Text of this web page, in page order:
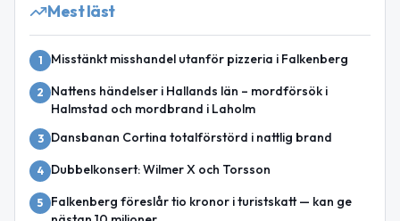
Mest läst
1 Misstänkt misshandel utanför pizzeria i Falkenberg
2
Nattens händelser i Hallands län – mordförsök i
Halmstad och mordbrand i Laholm
3 Dansbanan Cortina totalförstörd i nattlig brand
4 Dubbelkonsert: Wilmer X och Torsson
5
Falkenberg föreslår tio kronor i turistskatt — kan ge